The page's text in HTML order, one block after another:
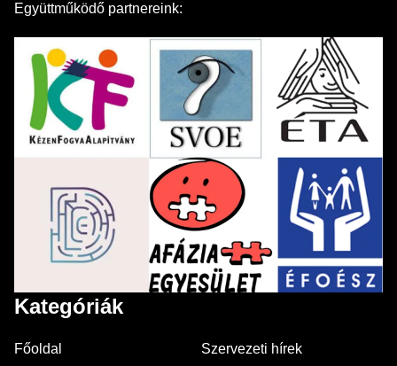
Együttműködő partnereink:
Kategóriák
Főoldal Szervezeti hírek